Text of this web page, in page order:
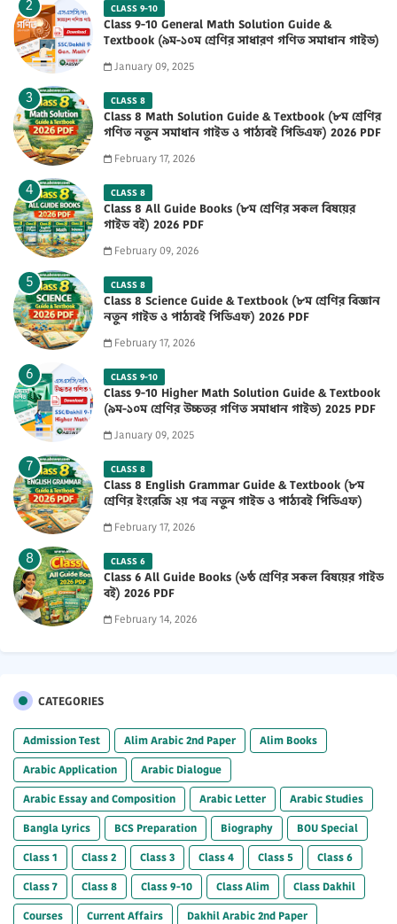
CLASS 9-10
Class 9-10 General Math Solution Guide &
Textbook (৯ম-১০ম শ্রেণির সাধারণ গণিত সমাধান গাইড)
January 09, 2025
CLASS 8
Class 8 Math Solution Guide & Textbook (৮ম শ্রেণির
গণিত নতুন সমাধান গাইড ও পাঠ্যবই পিডিএফ) 2026 PDF
February 17, 2026
CLASS 8
Class 8 All Guide Books (৮ম শ্রেণির সকল বিষয়ের
গাইড বই) 2026 PDF
February 09, 2026
CLASS 8
Class 8 Science Guide & Textbook (৮ম শ্রেণির বিজ্ঞান
নতুন গাইড ও পাঠ্যবই পিডিএফ) 2026 PDF
February 17, 2026
CLASS 9-10
Class 9-10 Higher Math Solution Guide & Textbook
(৯ম-১০ম শ্রেণির উচ্চতর গণিত সমাধান গাইড) 2025 PDF
January 09, 2025
CLASS 8
Class 8 English Grammar Guide & Textbook (৮ম
শ্রেণির ইংরেজি ২য় পত্র নতুন গাইড ও পাঠ্যবই পিডিএফ)
February 17, 2026
CLASS 6
Class 6 All Guide Books (৬ষ্ঠ শ্রেণির সকল বিষয়ের গাইড
বই) 2026 PDF
February 14, 2026
CATEGORIES
Admission Test Alim Arabic 2nd Paper
Alim Books
Arabic Application
Arabic Dialogue
Arabic Essay and Composition
Arabic Letter
Arabic Studies
Bangla Lyrics
BCS Preparation Biography
BOU Special
Class 1
Class 2 Class 3 Class 4 Class 5
Class 6
Class 7
Class 8 Class 9-10 Class Alim
Class Dakhil
Courses
Current Affairs
Dakhil Arabic 2nd Paper